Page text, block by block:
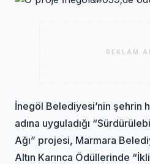
REKLAM
İnegöl Belediyesi’nin şehrin
adına uyguladığı
Ağı” projesi, Marmara
Altın Karınca Ödüllerinde